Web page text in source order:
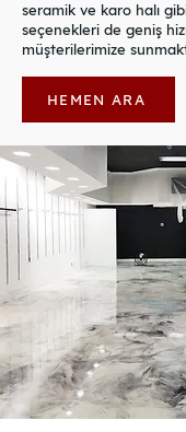
seramik ve karo halı
seçenekleri de geniş
müşterilerimize
HEMEN ARA